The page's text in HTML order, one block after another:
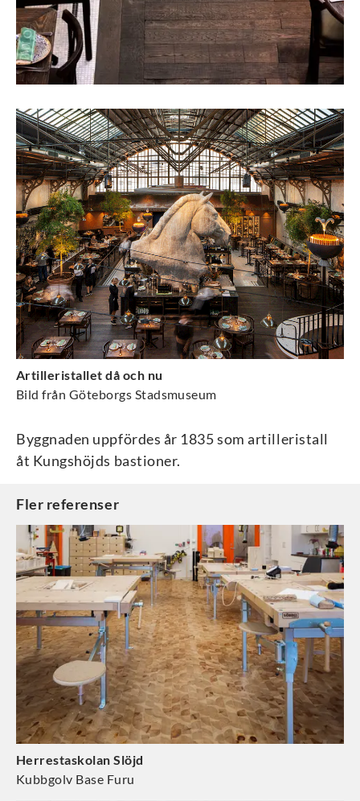
Artilleristallet då och nu
Bild från Göteborgs Stadsmuseum
Byggnaden uppfördes år 1835 som artilleristall
åt Kungshöjds bastioner.
Fler referenser
Herrestaskolan Slöjd
Kubbgolv Base Furu